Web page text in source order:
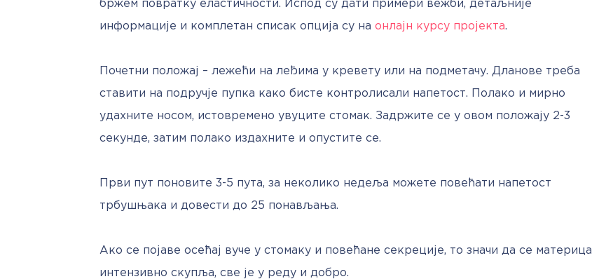
бржем повратку еластичности. Испод су дати примери вежби, детаљније
информације и комплетан списак опција су на онлајн курсу пројекта.
Почетни положај – лежећи на леђима у кревету или на подметачу. Дланове треба
ставити на подручје пупка како бисте контролисали напетост. Полако и мирно
удахните носом, истовремено увуците стомак. Задржите се у овом положају 2-3
секунде, затим полако издахните и опустите се.
Први пут поновите 3-5 пута, за неколико недеља можете повећати напетост
трбушњака и довести до 25 понављања.
Ако се појаве осећај вуче у стомаку и повећане секреције, то значи да се материца
интензивно скупља, све је у реду и добро.